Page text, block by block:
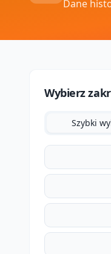
Dane
Wybierz
Szybki